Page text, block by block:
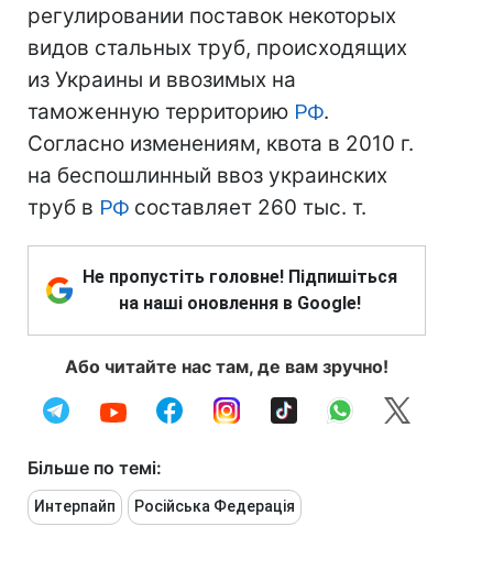
регулировании поставок некоторых
видов стальных труб, происходящих
из Украины и ввозимых на
таможенную территорию РФ.
Согласно изменениям, квота в 2010 г.
на беспошлинный ввоз украинских
труб в РФ составляет 260 тыс. т.
Не пропустіть головне! Підпишіться
на наші оновлення в Google!
Або читайте нас там, де вам зручно!
Більше по темі:
Интерпайп Російська Федерація